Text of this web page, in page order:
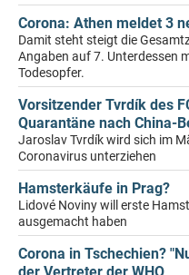
Corona: Athen meldet 3
Damit steht steigt die
Angaben auf 7. Unterdessen
Todesopfer.
Vorsitzender Tvrdík des
Quarantäne nach China-
Jaroslav Tvrdík wird sich im
Coronavirus unterziehen
Hamsterkäufe in Prag?
Lidové Noviny will erste
ausgemacht haben
Corona in Tschechien?